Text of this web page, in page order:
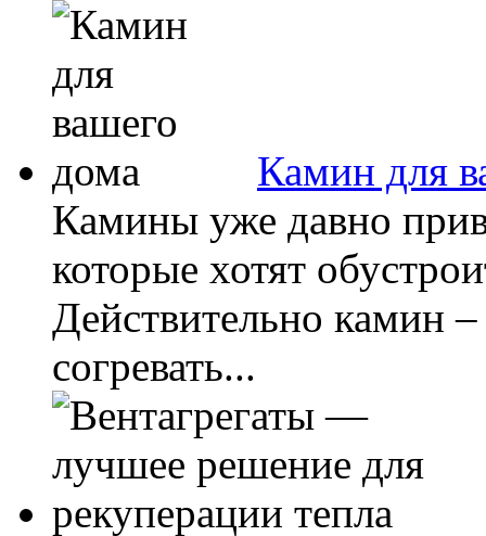
Камин для
Камины уже давно
которые хотят
Действительно камин
согревать...